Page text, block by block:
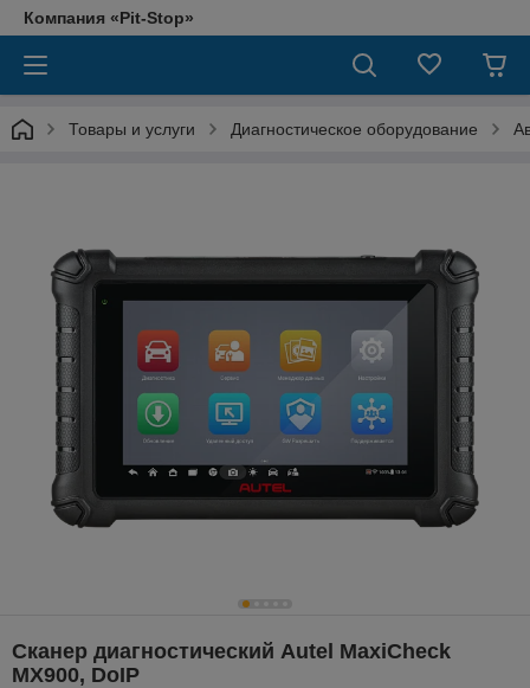
Компания «Pit-Stop»
Товары и услуги Диагностическое оборудование
Сканер диагностический Autel MaxiCheck
MX900, DoIP